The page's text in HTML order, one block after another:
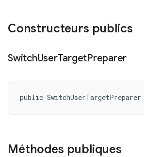
Constructeurs publics
SwitchUserTargetPreparer
public
Méthodes publiques